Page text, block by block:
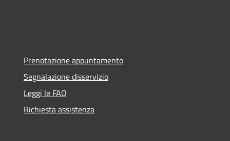
Prenotazione appuntamento
Segnalazione disservizio
Leggi le FAQ
Richiesta assistenza